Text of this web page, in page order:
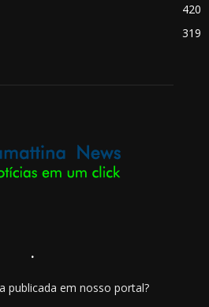
420
319
.
publicada em nosso portal?